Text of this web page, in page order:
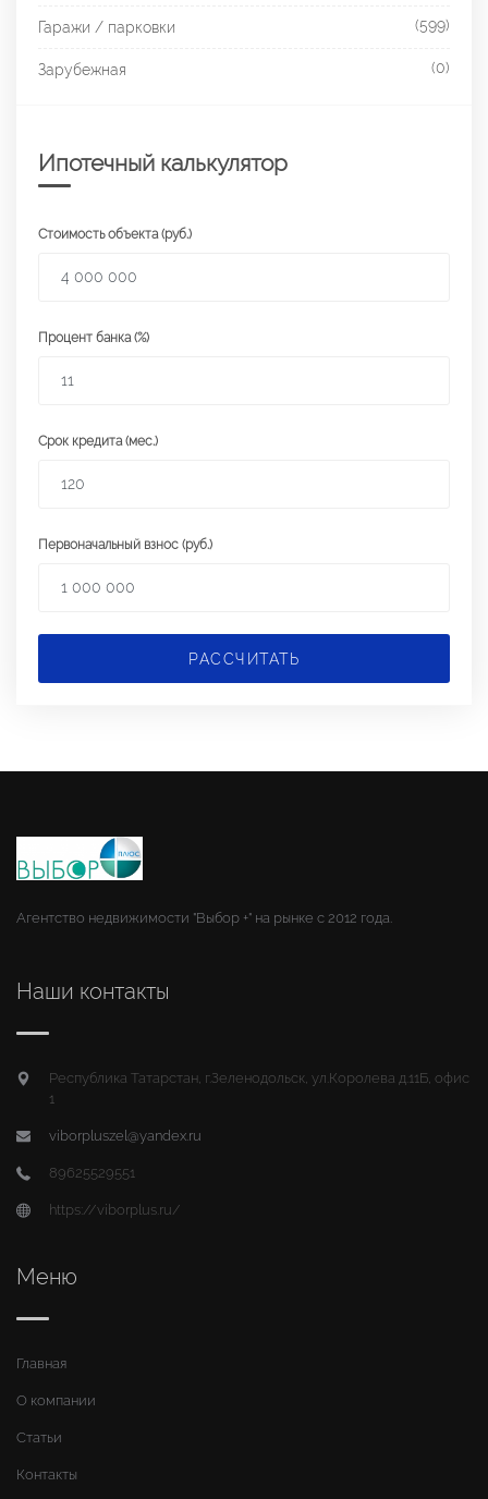
Гаражи / парковки (599)
Зарубежная (0)
Ипотечный калькулятор
Стоимость объекта (руб.)
Процент банка (%)
Срок кредита (мес.)
Первоначальный взнос (руб.)
РАССЧИТАТЬ
Агентство недвижимости "Выбор +" на рынке с 2012 года.
Наши контакты
Республика Татарстан, г.Зеленодольск, ул.Королева д.11Б, офис
1
viborpluszel@yandex.ru
89625529551
https://viborplus.ru/
Меню
Главная
О компании
Статьи
Контакты